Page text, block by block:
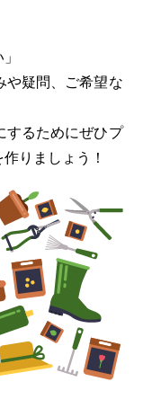
や疑問、ご希望な
するためにぜひプ
りましょう！